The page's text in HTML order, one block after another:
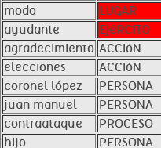
modo
LUGAR
ayudante
EJéRCITO
agradecimiento ACCIóN
elecciones
ACCIóN
coronel lópez
PERSONA
juan manuel
PERSONA
contraataque
PROCESO
hijo
PERSONA